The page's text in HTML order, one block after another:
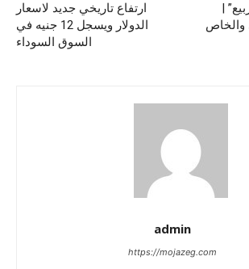
ارتفاع تاريخي جديد لاسعار
الدولار ويسجل 12 جنيه في
السوق السوداء
|
والخاص
admin
https://mojazeg.com